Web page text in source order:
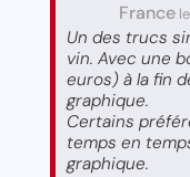
France
Un des trucs
vin. Avec une
euros) à la fin
graphique.
Certains
temps en
graphique.